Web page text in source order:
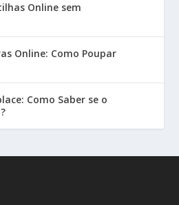
Online sem
Online: Como Poupar
Como Saber se o